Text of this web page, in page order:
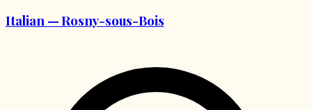
Italian — Rosny-sous-Bois